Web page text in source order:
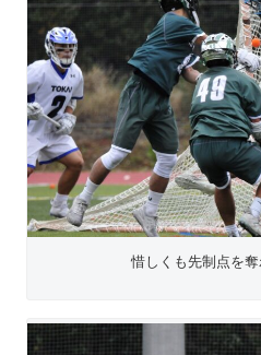
惜しくも先制点を